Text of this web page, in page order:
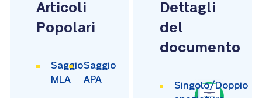
Articoli
Popolari
Saggio
MLA
Saggio
APA
Dettagli
del
documento
Singolo/Doppio